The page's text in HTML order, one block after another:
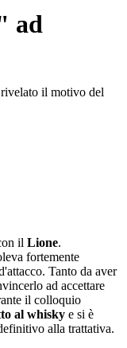
ad
il motivo del
il Lione.
fortemente
Tanto da aver
ad accettare
il colloquio
al whisky e si è
alla trattativa.